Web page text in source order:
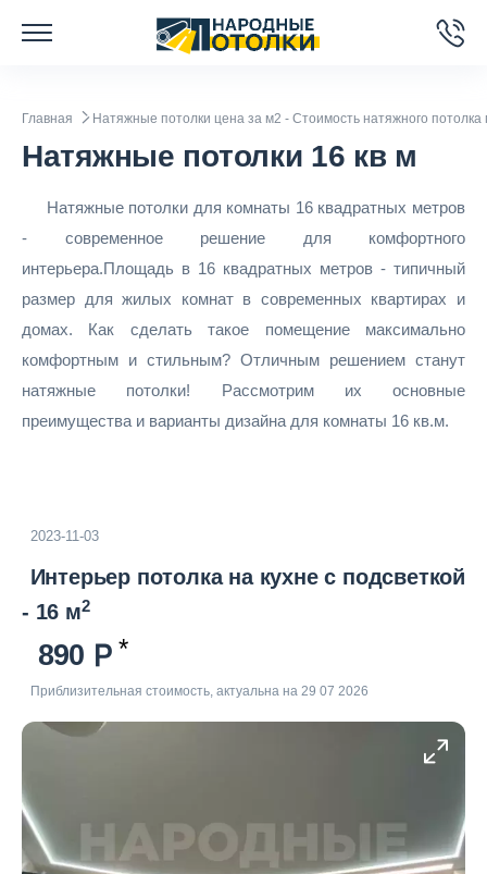
Главная Натяжные потолки цена за м2 - Стоимость натяжного потолка
Натяжные потолки 16 кв м
Натяжные потолки для комнаты 16 квадратных метров
- современное решение для комфортного
интерьера.Площадь в 16 квадратных метров - типичный
размер для жилых комнат в современных квартирах и
домах. Как сделать такое помещение максимально
комфортным и стильным? Отличным решением станут
натяжные потолки! Рассмотрим их основные
преимущества и варианты дизайна для комнаты 16 кв.м.
2023-11-03
Интерьер потолка на кухне с подсветкой
- 16 м2
890
Приблизительная стоимость, актуальна на 29 07 2026